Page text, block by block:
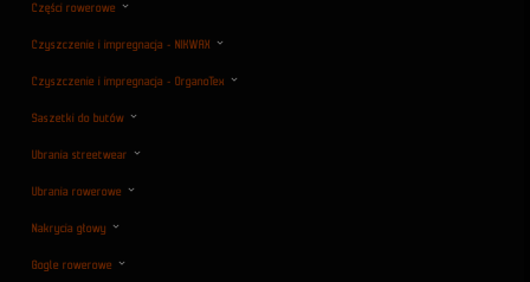
Części rowerowe
Czyszczenie i impregnacja - NIKWAX
Czyszczenie i impregnacja - OrganoTex
Saszetki do butów
Ubrania streetwear
Ubrania rowerowe
Nakrycia głowy
Gogle rowerowe